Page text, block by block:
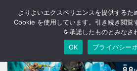
よりよいエクスペリエンスを提供するた
Cookie を使用しています。引き続き閲覧
を承諾したものとみなさ
OK
プライバシー